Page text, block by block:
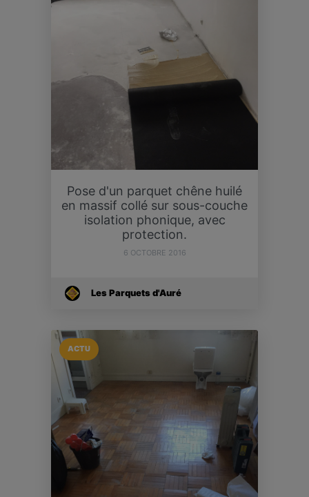
Pose d'un parquet chêne huilé
en massif collé sur sous-couche
isolation phonique, avec
protection.
6 OCTOBRE 2016
Les Parquets d'Auré
ACTU